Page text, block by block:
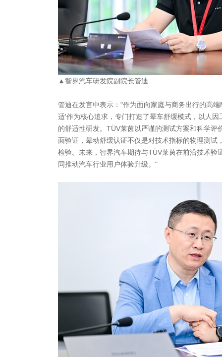
▲智界汽车研发院副院长管迪
管迪在发言中表示："作为面向家庭与商务出行的高
适'作为核心追求，专门打造了晕车舒缓模式，以人
的舒适性研发。TÜV莱茵以严谨的测试方案和科学评
面验证，晕动舒缓认证不仅是对技术指标的物理测试
检验。未来，智界汽车期待与TÜV莱茵在前沿技术验
同推动汽车行业用户体验升级。"